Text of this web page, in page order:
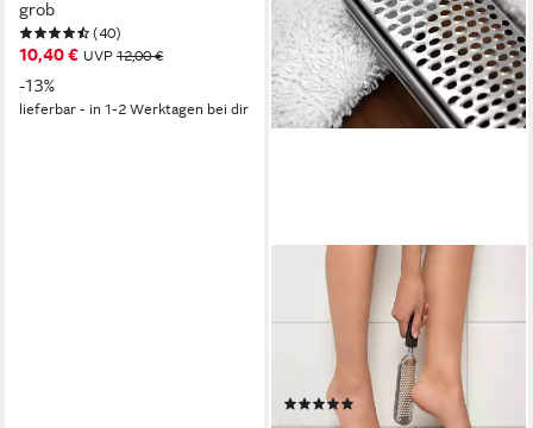
grob
(40)
10,40 € UVP 12,00 €
-13%
lieferbar - in 1-2 Werktagen bei dir
HEALTH PRESS
Hornhautfeile
Hornhautentferner Fußpflege
Edelstahl Hornhautfeile für
Harte Haut, Edelstahl
(12)